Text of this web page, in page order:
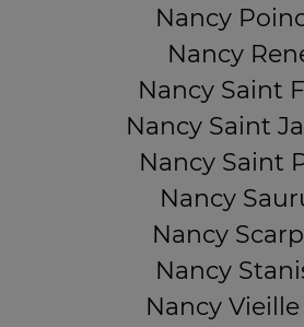
Nancy
Nancy
Nancy Saint
Nancy Saint
Nancy Saint
Nancy
Nancy
Nancy
Nancy